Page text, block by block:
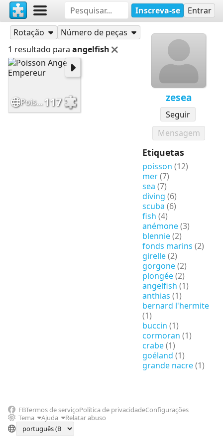
Inscreva-se Entrar
zesea
Seguir
Mensagem
Etiquetas
poisson (12)
mer(7)
sea (7)
diving (6)
scuba (6)
fish (4)
anémone(3)
blennie(2)
fonds marins (2)
girelle(2)
gorgone(2)
plongée(2)
angelfish (1)
anthias (1)
bernard l'hermite
(1)
buccin (1)
cormoran (1)
crabe(1)
goéland (1)
grande nacre(1)
zesea
Quebra-cabeças
Rotação
Número de peças
1 resultado para angelfish
Poisson Ange Empereur117
FBTermos de serviçoPolítica de privacidadeConfigurações
Tema
Ajuda Relatar abuso